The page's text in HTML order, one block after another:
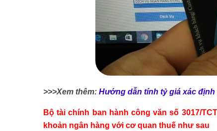
>>>Xem thêm: Hướng dẫn tính tỷ giá xác
Bộ tài chính ban hành công văn số 3017/
khoản ngân hàng với cơ quan thuế như sau